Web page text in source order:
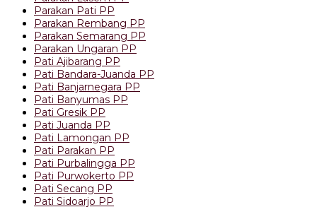
Parakan Pati PP
Parakan Rembang PP
Parakan Semarang PP
Parakan Ungaran PP
Pati Ajibarang PP
Pati Bandara-Juanda PP
Pati Banjarnegara PP
Pati Banyumas PP
Pati Gresik PP
Pati Juanda PP
Pati Lamongan PP
Pati Parakan PP
Pati Purbalingga PP
Pati Purwokerto PP
Pati Secang PP
Pati Sidoarjo PP